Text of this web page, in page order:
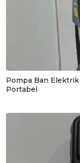
Pompa Ban
Portabel